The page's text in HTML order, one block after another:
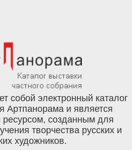
собой электронный каталог
Артпанорама и является
созданным для
творчества русских и
художников.